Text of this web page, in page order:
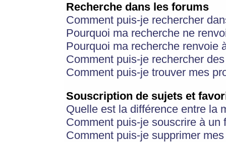
Recherche dans les forums
Comment puis-je rechercher
Pourquoi ma recherche ne
Pourquoi ma recherche renvoie
Comment puis-je rechercher
Comment puis-je trouver mes
Souscription de sujets et
Quelle est la différence entre la
Comment puis-je souscrire à
Comment puis-je supprimer